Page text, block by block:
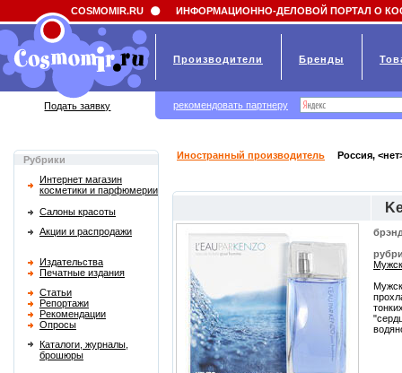
Field 'news_title' doesn't have a default value
Рубрики
Интернет магазин
косметики и парфюмерии
Салоны красоты
Акции и распродажи
Издательства
Печатные издания
Статьи
Репортажи
Рекомендации
Опросы
Каталоги, журналы,
брошюры
Иностранный производитель Россия,
COSMOMIR.RU ИНФОРМАЦИОННО-ДЕЛОВОЙ ПОРТАЛ О
Производители Бренды
Подать заявку рекомендовать партнеру